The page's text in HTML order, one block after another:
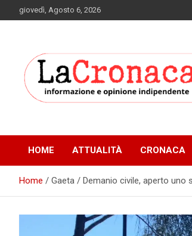
to
giovedì, Agosto 6, 2026
HOME ATTUALITÀ CRONACA
Home Gaeta / Demanio civile, aperto uno